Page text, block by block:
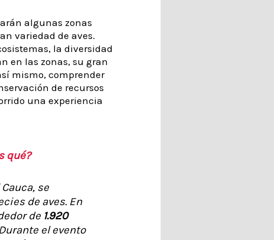
algunas zonas
variedad de aves.
la diversidad
en las zonas, su gran
mismo, comprender
de recursos
una experiencia
qué?
se
de aves. En
de 1.920
el evento